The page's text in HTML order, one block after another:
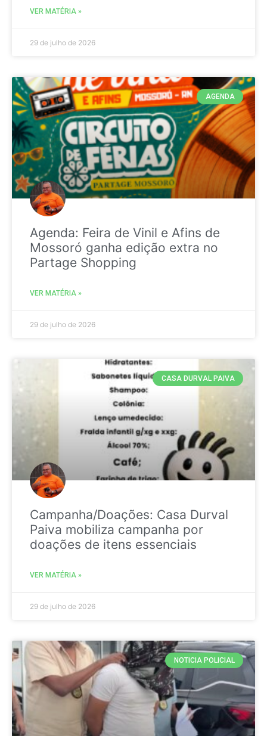
VER MATÉRIA »
29 de julho de 2026
AGENDA
Agenda: Feira de Vinil e Afins de
Mossoró ganha edição extra no
Partage Shopping
VER MATÉRIA »
29 de julho de 2026
CASA DURVAL PAIVA
Campanha/Doações: Casa Durval
Paiva mobiliza campanha por
doações de itens essenciais
VER MATÉRIA »
29 de julho de 2026
NOTICIA POLICIAL